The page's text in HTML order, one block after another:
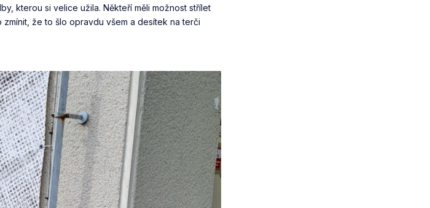
kterou si velice užila. Někteří měli možnost střílet
že to šlo opravdu všem a desítek na terči